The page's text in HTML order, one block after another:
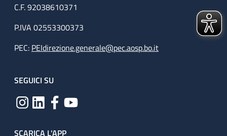
C.F. 92038610371
P.IVA 02553300373
PEC: PEIdirezione.generale@pec.aosp.bo.it
SEGUICI SU
SCARICA L'APP